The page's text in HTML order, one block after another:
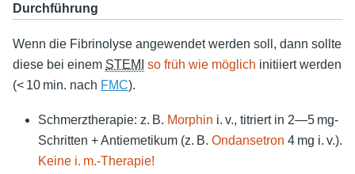
Durchführung
Wenn die Fibrinolyse angewendet werden soll, dann sollte
diese bei einem STEMI so früh wie möglich initiiert werden
(< 10 min. nach FMC).
Schmerztherapie: z. B. Morphin i. v., titriert in 2—5 mg-
Schritten + Antiemetikum (z. B. Ondansetron 4 mg i. v.).
Keine i. m.-Therapie!